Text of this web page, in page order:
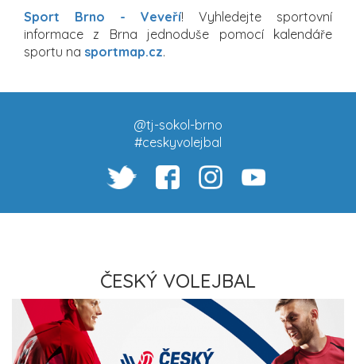
Sport Brno - Veveří! Vyhledejte sportovní
informace z Brna jednoduše pomocí kalendáře
sportu na sportmap.cz.
@tj-sokol-brno
#ceskyvolejbal
ČESKÝ VOLEJBAL